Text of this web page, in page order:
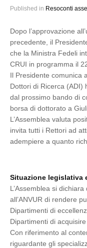
Published in Resoconti
Dopo l’approvazione
precedente, il
che la Ministra Fedeli
CRUI in programma il
Il Presidente comunica
Dottori di Ricerca (ADI)
dal prossimo bando di
borsa di dottorato a
L’Assemblea valuta
invita tutti i Rettori ad
adempiere a quanto
Situazione legislativa
L’Assemblea si
all’ANVUR di rendere
Dipartimenti di
Dipartimenti di
Con riferimento al
riguardante gli